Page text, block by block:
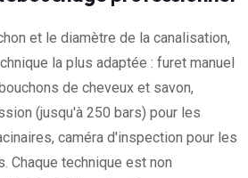
et le diamètre de la canalisation,
la plus adaptée : furet manuel
de cheveux et savon,
(jusqu'à 250 bars) pour les
caméra d'inspection pour les
Chaque technique est non